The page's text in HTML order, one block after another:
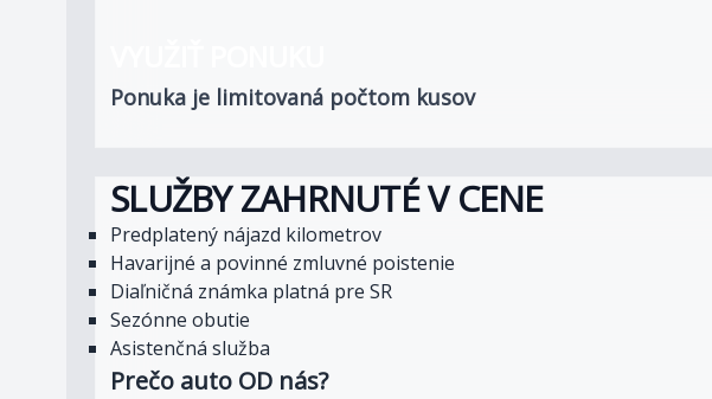
Ponuka je limitovaná počtom kusov
SLUŽBY ZAHRNUTÉ V CENE
Predplatený nájazd kilometrov
Havarijné a povinné zmluvné poistenie
Diaľničná známka platná pre SR
Sezónne obutie
Asistenčná služba
Prečo auto OD nás?